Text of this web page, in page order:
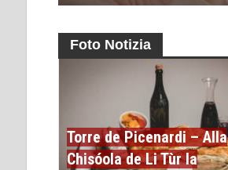
Foto Notizia
Torre de Picenardi – Alla
Chisóola de Li Tùr la